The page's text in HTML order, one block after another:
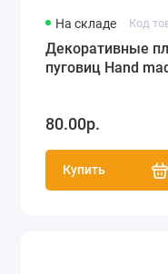
На складе Код
Декоративные
пуговиц Hand
80.00р.
Купить